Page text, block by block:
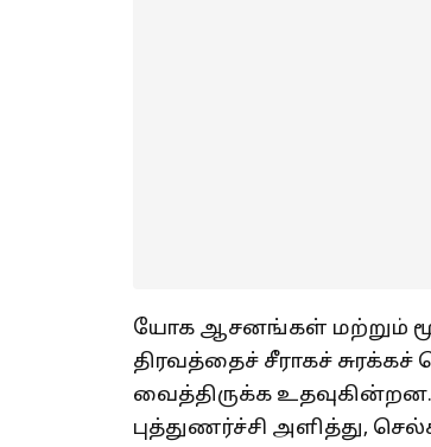
யோக ஆசனங்கள் மற்றும்
திரவத்தைச் சீராகச்
வைத்திருக்க
புத்துணர்ச்சி அளித்து,